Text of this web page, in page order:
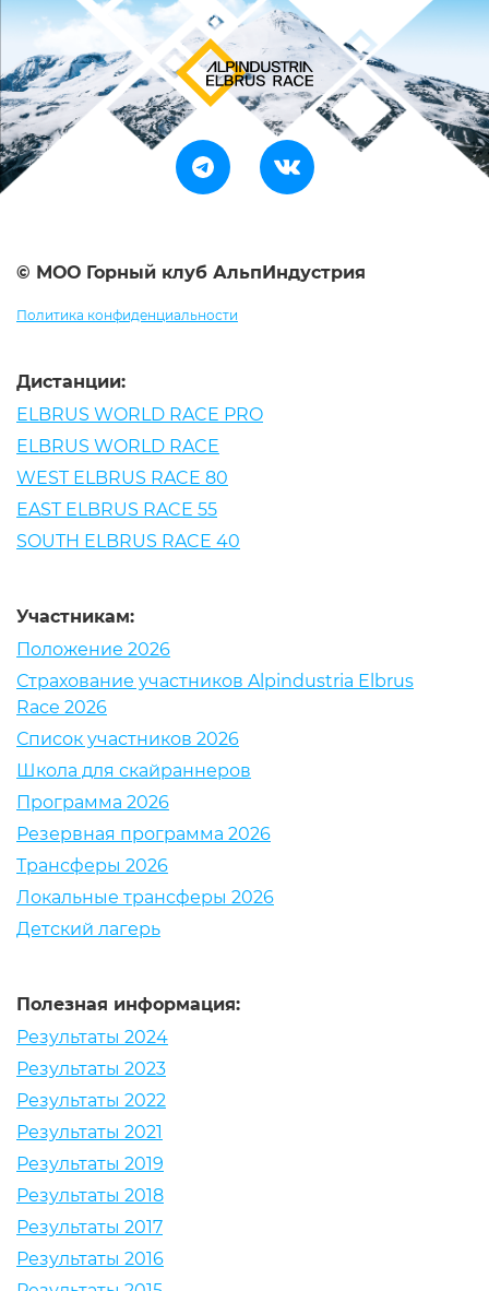
© МОО Горный клуб АльпИндустрия
Политика конфиденциальности
Дистанции:
ELBRUS WORLD RACE PRO
ELBRUS WORLD RACE
WEST ELBRUS RACE 80
EAST ELBRUS RACE 55
SOUTH ELBRUS RACE 40
Участникам:
Положение 2026
Страхование участников Alpindustria Elbrus
Race 2026
Список участников 2026
Школа для скайраннеров
Программа 2026
Резервная программа 2026
Трансферы 2026
Локальные трансферы 2026
Детский лагерь
Полезная информация:
Результаты 2024
Результаты 2023
Результаты 2022
Результаты 2021
Результаты 2019
Результаты 2018
Результаты 2017
Результаты 2016